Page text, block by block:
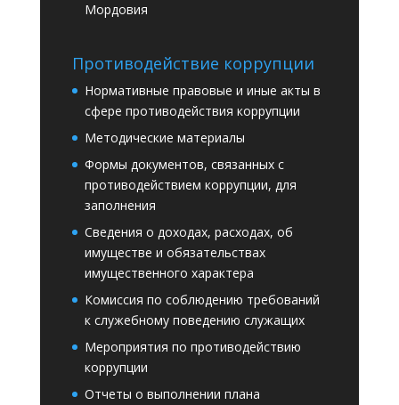
Мордовия
Противодействие коррупции
Нормативные правовые и иные акты в
сфере противодействия коррупции
Методические материалы
Формы документов, связанных с
противодействием коррупции, для
заполнения
Сведения о доходах, расходах, об
имуществе и обязательствах
имущественного характера
Комиссия по соблюдению требований
к служебному поведению служащих
Мероприятия по противодействию
коррупции
Отчеты о выполнении плана